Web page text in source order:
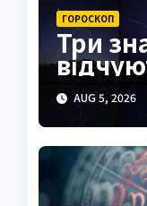
ГОРОСКОП
Три
AUG 5, 2026